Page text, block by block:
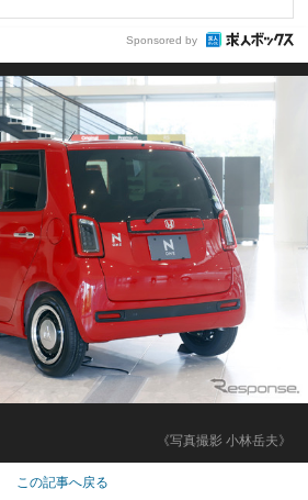
Sponsored by
《写真撮影 小林岳夫》
この記事へ戻る